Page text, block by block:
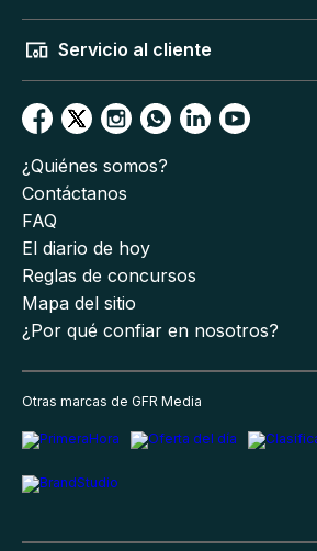
Servicio al cliente
¿Quiénes somos?
Contáctanos
FAQ
El diario de hoy
Reglas de concursos
Mapa del sitio
¿Por qué confiar en nosotros?
Otras marcas de GFR Media